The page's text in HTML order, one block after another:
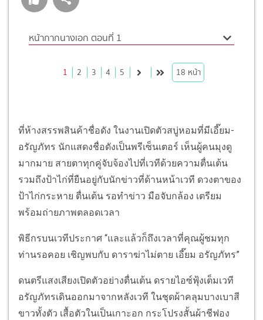
หน้ากากนางเอก ตอนที่ 1
1 2 3 4 5 18 หน้า
ที่ห้างสรรพสินค้าชื่อดัง ในงานเปิดตัวสบู่หอมที่มีเอี๊ยม-
อรัญภัทร นักแสดงชื่อดังเป็นพรีเซ็นเตอร์ เห็นผู้คนมุงดู
มากมาย สายตาทุกคู่จับจ้องไปที่เวทีด้วยความตื่นเต้น
รวมถึงป้าไก่ที่ยืนอยู่กับนักข่าวที่ด้านหน้าเวที ดวงตาของ
ป้าไก่กระหาย ตื่นเต้น รอทำข่าว มือจับกล้อง เตรียม
พร้อมถ่ายภาพตลอดเวลา
พิธีกรบนเวทีประกาศ “และแล้วก็ถึงเวลาที่คุณผู้ชมทุก
ท่านรอคอย เชิญพบกับ ดาราฆ่าไม่ตาย เอี๊ยม อรัญภัทร”
ดนตรีแสงเสียงเปิดตัวอย่างตื่นเต้น ดรายไอซ์ฟุ้งเต็มเวที
อรัญภัทรเดินออกมาจากหลังเวที ในชุดผ้าคลุมบางเบาสี
ขาวทั้งตัว เสื้อตัวในเป็นเกาะอก กระโปรงสั้นผ้าชีฟอง